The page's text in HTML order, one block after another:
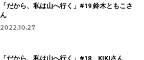
「だから、私は山へ行く」#19 鈴木ともこさ
ん
2022.10.27
「だから、私は山へ行く」#18 KIKIさん